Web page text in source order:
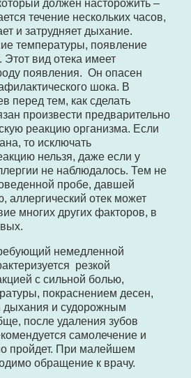
должен насторожить –
течение нескольких часов,
и затрудняет дыхание.
температуры, появление
Этот вид отека имеет
появления. Он опасен
шока. В
перед тем, как сделать
произвести предварительно
реакцию организма. Если
то исключать
нельзя, даже если у
не наблюдалось. Тем не
пробе, давшей
аллергический отек может
многих других факторов, в
немедленной
резкой
с сильной болью,
покраснением десен,
дыхания и судорожным
после удаления зубов
самолечение и
пройдет. При малейшем
обращение к врачу.